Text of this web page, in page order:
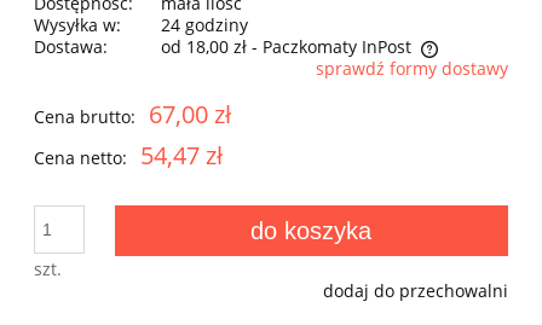
Wysyłka w:
24 godziny
Dostawa:
od 18,00 zł - Paczkomaty InPost
Cena nie zawiera ewentualnych kosztów płatności
sprawdź formy dostawy
Cena brutto: 67,00 zł
Cena netto: 54,47 zł
szt.
do koszyka
dodaj do przechowalni